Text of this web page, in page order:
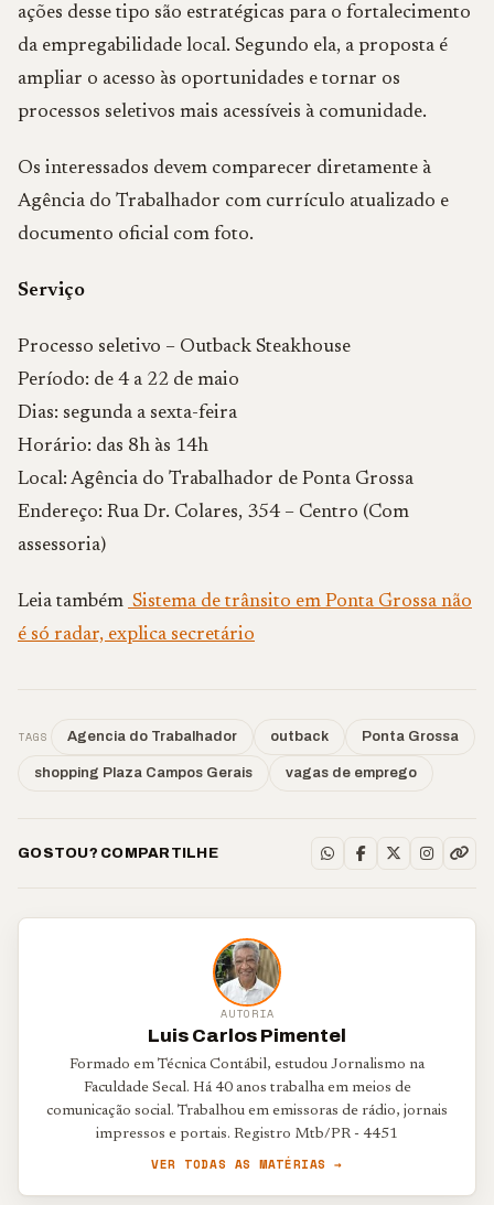
ações desse tipo são estratégicas para o fortalecimento
da empregabilidade local. Segundo ela, a proposta é
ampliar o acesso às oportunidades e tornar os
processos seletivos mais acessíveis à comunidade.
Os interessados devem comparecer diretamente à
Agência do Trabalhador com currículo atualizado e
documento oficial com foto.
Serviço
Processo seletivo – Outback Steakhouse
Período: de 4 a 22 de maio
Dias: segunda a sexta-feira
Horário: das 8h às 14h
Local: Agência do Trabalhador de Ponta Grossa
Endereço: Rua Dr. Colares, 354 – Centro (Com
assessoria)
Leia também Sistema de trânsito em Ponta Grossa não
é só radar, explica secretário
TAGS Agencia do Trabalhador outback Ponta Grossa
shopping Plaza Campos Gerais vagas de emprego
GOSTOU? COMPARTILHE
AUTORIA
Luis Carlos Pimentel
Formado em Técnica Contábil, estudou Jornalismo na
Faculdade Secal. Há 40 anos trabalha em meios de
comunicação social. Trabalhou em emissoras de rádio, jornais
impressos e portais. Registro Mtb/PR - 4451
VER TODAS AS MATÉRIAS →